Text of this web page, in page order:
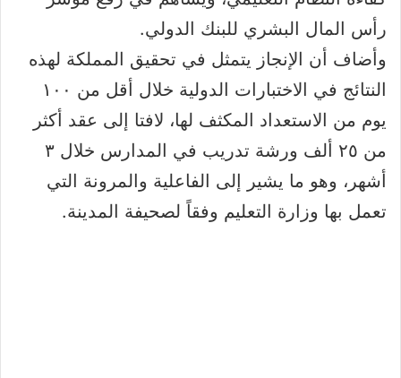
رأس المال البشري للبنك الدولي.
وأضاف أن الإنجاز يتمثل في تحقيق المملكة لهذه
النتائج في الاختبارات الدولية خلال أقل من ١٠٠
يوم من الاستعداد المكثف لها، لافتا إلى عقد أكثر
من ٢٥ ألف ورشة تدريب في المدارس خلال ٣
أشهر، وهو ما يشير إلى الفاعلية والمرونة التي
تعمل بها وزارة التعليم وفقاً لصحيفة المدينة.